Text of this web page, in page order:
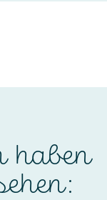
haben